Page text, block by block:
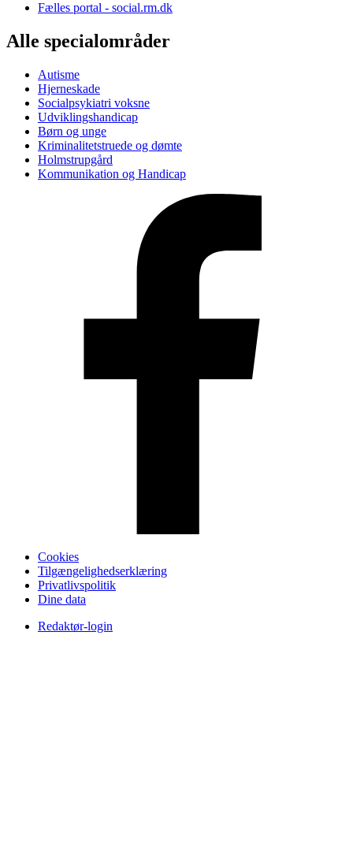
Fælles portal - social.rm.dk
Alle specialområder
Autisme
Hjerneskade
Socialpsykiatri voksne
Udviklingshandicap
Børn og unge
Kriminalitetstruede og dømte
Holmstrupgård
Kommunikation og Handicap
Cookies
Tilgængelighedserklæring
Privatlivspolitik
Dine data
Redaktør-login